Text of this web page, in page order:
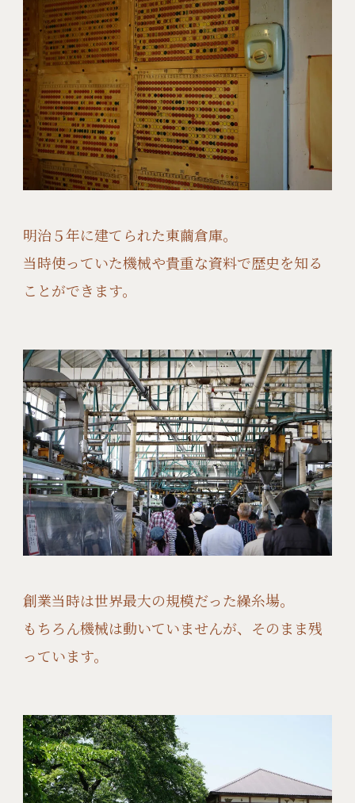
明治５年に建てられた東繭倉庫。
当時使っていた機械や貴重な資料で歴史を知る
ことができます。
創業当時は世界最大の規模だった繰糸場。
もちろん機械は動いていませんが、そのまま残
っています。